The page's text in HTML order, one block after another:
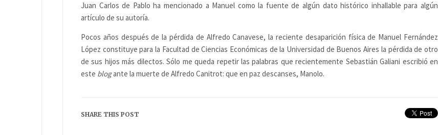
Juan Carlos de Pablo ha mencionado a Manuel como la fuente de algún dato histórico inhallable para algún
artículo de su autoría.
Pocos años después de la pérdida de Alfredo Canavese, la reciente desaparición física de Manuel Fernández
López constituye para la Facultad de Ciencias Económicas de la Universidad de Buenos Aires la pérdida de otro
de sus hijos más dilectos. Sólo me queda repetir las palabras que recientemente Sebastián Galiani escribió en
este blogante la muerte de Alfredo Canitrot: que en paz descanses, Manolo.
SHARE THIS POST